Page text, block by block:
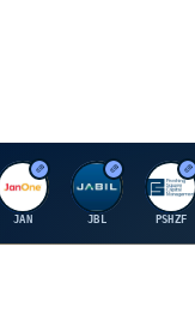
J
JAN
J
JBL
P
PSHZF